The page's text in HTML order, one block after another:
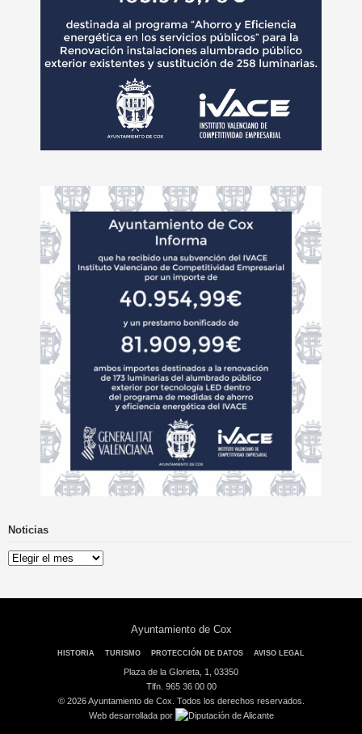
Noticias
Noticias
Ayuntamiento de Cox
HISTORIA TURISMO PROTECCIÓN DE DATOS AVISO LEGAL
Plaza de la Glorieta, 1, 03350
Tlfn. 965 36 00 00
© 2026 Ayuntamiento de Cox. Todos los derechos reservados.
Web desarrollada por